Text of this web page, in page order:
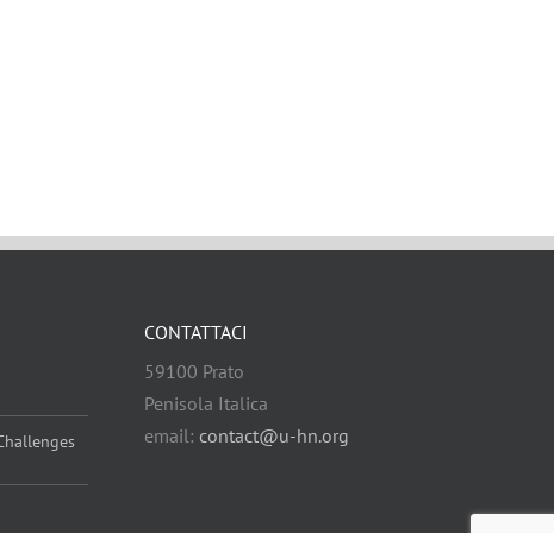
CONTATTACI
59100 Prato
Penisola Italica
email: contact@u-hn.org